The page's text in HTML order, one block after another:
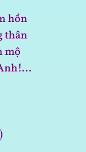
hồn
thân
mộ